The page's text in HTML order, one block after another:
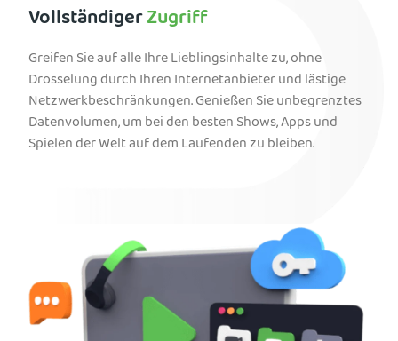
VollständigerZugriff
Greifen Sie auf alle Ihre Lieblingsinhalte zu, ohne
Drosselung durch Ihren Internetanbieter und lästige
Netzwerkbeschränkungen. Genießen Sie unbegrenztes
Datenvolumen, um bei den besten Shows, Apps und
Spielen der Welt auf dem Laufenden zu bleiben.